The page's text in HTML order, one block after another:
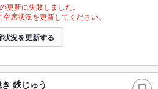
更新に失敗しました。
席状況を更新してください。
状況を更新する
鉄じゅう